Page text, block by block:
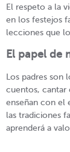
El respeto a la
en los festejos
lecciones que
El papel de
Los padres son
cuentos, cantar
enseñan con el
las tradiciones
aprenderá a